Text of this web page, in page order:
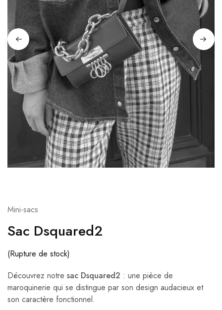
Mini-sacs
Sac Dsquared2
(Rupture de stock)
Découvrez notre sac Dsquared2 : une pièce de
maroquinerie qui se distingue par son design audacieux et
son caractère fonctionnel.